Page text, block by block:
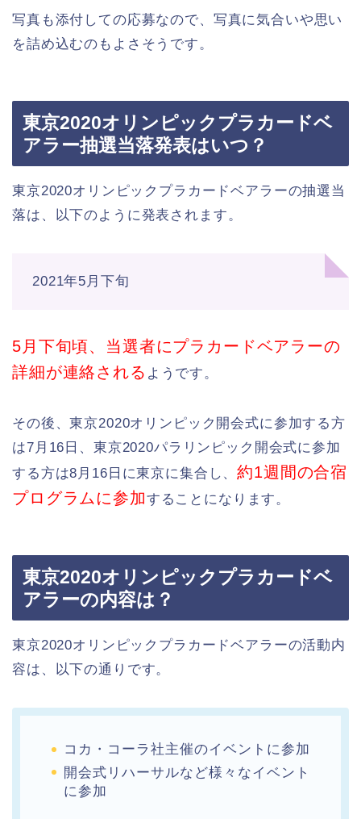
写真も添付しての応募なので、写真に気合いや思い
を詰め込むのもよさそうです。
東京2020オリンピックプラカードベ
アラー抽選当落発表はいつ？
東京2020オリンピックプラカードベアラーの抽選当
落は、以下のように発表されます。
2021年5月下旬
5月下旬頃、当選者にプラカードベアラーの
詳細が連絡される ようです。
その後、東京2020オリンピック開会式に参加する方
は7月16日、東京2020パラリンピック開会式に参加
する方は8月16日に東京に集合し、約1週間の合宿
プログラムに参加することになります。
東京2020オリンピックプラカードベ
アラーの内容は？
東京2020オリンピックプラカードベアラーの活動内
容は、以下の通りです。
コカ・コーラ社主催のイベントに参加
開会式リハーサルなど様々なイベント
に参加